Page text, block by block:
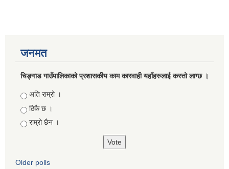
जनमत
चिङ्गाड गाउँपालिकाको प्रशासकीय काम कारवाही यहाँहरुलाई कस्तो लाग्छ ।
Choices
अति राम्रो ।
ठिकै छ ।
राम्रो छैन ।
Older polls